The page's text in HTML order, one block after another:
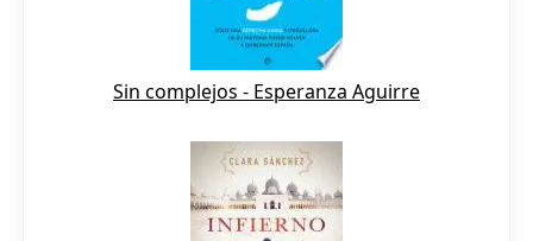
Sin complejos - Esperanza Aguirre